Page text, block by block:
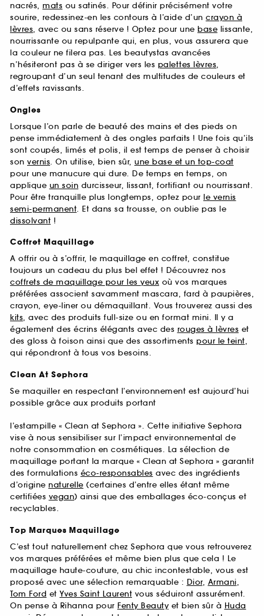
nacrés, mats ou satinés. Pour définir précisément votre
sourire, redessinez-en les contours à l’aide d’un crayon à
lèvres, avec ou sans réserve ! Optez pour une base lissante,
nourrissante ou repulpante qui, en plus, vous assurera que
la couleur ne filera pas. Les beautystas avancées
n’hésiteront pas à se diriger vers les palettes lèvres,
regroupant d’un seul tenant des multitudes de couleurs et
d’effets ravissants.
Ongles
Lorsque l’on parle de beauté des mains et des pieds on
pense immédiatement à des ongles parfaits ! Une fois qu’ils
sont coupés, limés et polis, il est temps de penser à choisir
son vernis. On utilise, bien sûr, une base et un top-coat
pour une manucure qui dure. De temps en temps, on
applique un soin durcisseur, lissant, fortifiant ou nourrissant.
Pour être tranquille plus longtemps, optez pour le vernis
semi-permanent. Et dans sa trousse, on oublie pas le
dissolvant !
Coffret Maquillage
A offrir ou à s’offrir, le maquillage en coffret, constitue
toujours un cadeau du plus bel effet ! Découvrez nos
coffrets de maquillage pour les yeux où vos marques
préférées associent savamment mascara, fard à paupières,
crayon, eye-liner ou démaquillant. Vous trouverez aussi des
kits, avec des produits full-size ou en format mini. Il y a
également des écrins élégants avec des rouges à lèvres et
des gloss à foison ainsi que des assortiments pour le teint,
qui répondront à tous vos besoins.
Clean At Sephora
Se maquiller en respectant l’environnement est aujourd’hui
possible grâce aux produits portant
l’estampille « Clean at Sephora ». Cette initiative Sephora
vise à nous sensibiliser sur l’impact environnemental de
notre consommation en cosmétiques. La sélection de
maquillage portant la marque « Clean at Sephora » garantit
des formulations éco-responsables avec des ingrédients
d’origine naturelle (certaines d’entre elles étant même
certifiées vegan) ainsi que des emballages éco-conçus et
recyclables.
Top Marques Maquillage
C’est tout naturellement chez Sephora que vous retrouverez
vos marques préférées et même bien plus que cela ! Le
maquillage haute-couture, au chic incontestable, vous est
proposé avec une sélection remarquable : Dior, Armani,
Tom Ford et Yves Saint Laurent vous séduiront assurément.
On pense à Rihanna pour Fenty Beautyet bien sûr à Huda